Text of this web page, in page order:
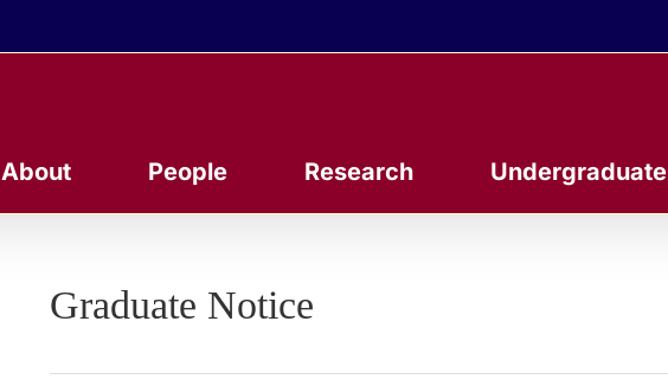
About People Research Undergraduate
Graduate Notice